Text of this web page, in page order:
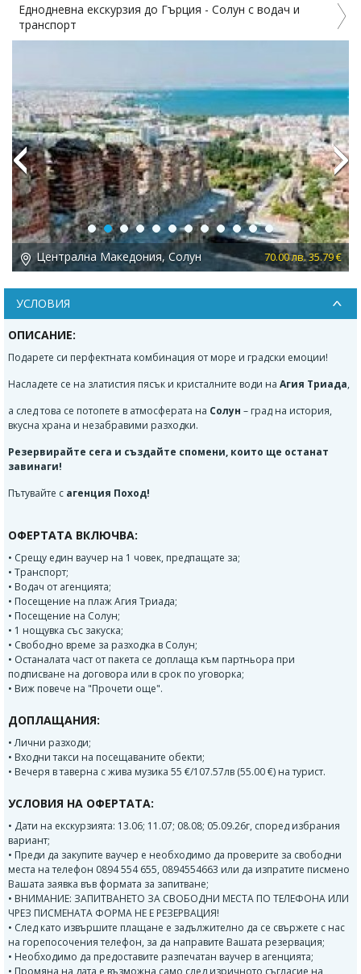
до Гърция - Солун с водач и
Солун 70.00 лв. 35.79 €
Круиз Миконос,
Кушадасъ! 7 нощ.
Централна
Previous Next
УСЛОВИЯ
ОПИСАНИЕ:
Подарете си перфектната комбинация от море и градски емоции!
Насладете се на златистия пясък и кристалните води на Агия Триада,
а след това се потопете в атмосферата на Солун – град на история,
вкусна храна и незабравими разходки.
Резервирайте сега и създайте спомени, които ще останат
завинаги!
Пътувайте с агенция Поход!
ОФЕРТАТА ВКЛЮЧВА:
• Срещу един ваучер на 1 човек, предпащате за;
• Транспорт;
• Водач от агенцията;
• Посещение на плаж Агия Триада;
• Посещение на Солун;
• 1 нощувка със закуска;
• Свободно време за разходка в Солун;
• Останалата част от пакета се доплаща към партньора при
подписване на договора или в срок по уговорка;
• Виж повече на "Прочети още".
ДОПЛАЩАНИЯ:
• Лични разходи;
• Входни такси на посещаваните обекти;
• Вечеря в таверна с жива музика 55 €/107.57лв (55.00 €) на турист.
УСЛОВИЯ НА ОФЕРТАТА:
• Дати на екскурзията: 13.06; 11.07; 08.08; 05.09.26г, според избрания
вариант;
• Преди да закупите ваучер е необходимо да проверите за свободни
места на телефон 0894 554 655, 0894554663 или да изпратите писмено
Вашата заявка във формата за запитване;
• ВНИМАНИЕ: ЗАПИТВАНЕТО ЗА СВОБОДНИ МЕСТА ПО ТЕЛЕФОНА ИЛИ
ЧРЕЗ ПИСМЕНАТА ФОРМА НЕ Е РЕЗЕРВАЦИЯ!
• След като извършите плащане е задължително да се свържете с нас
на горепосочения телефон, за да направите Вашата резервация;
• Необходимо да предоставите разпечатан ваучер в агенцията;